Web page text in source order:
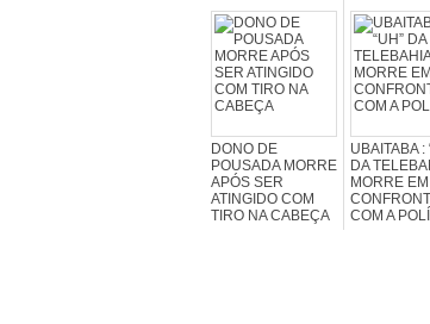
DONO DE
POUSADA MORRE
APÓS SER
ATINGIDO COM
TIRO NA CABEÇA
UBAITABA :
DA
MORRE EM
COM A